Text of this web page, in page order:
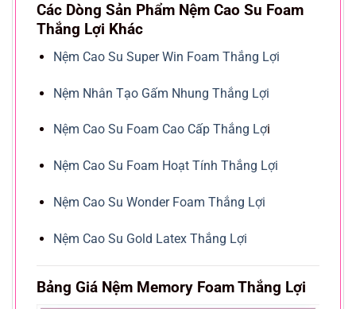
Các Dòng Sản Phẩm Nệm Cao Su Foam
Thắng Lợi Khác
Nệm Cao Su Super Win Foam Thắng Lợi
Nệm Nhân Tạo Gấm Nhung Thắng Lợi
Nệm Cao Su Foam Cao Cấp Thắng Lợi
Nệm Cao Su Foam Hoạt Tính Thắng Lợi
Nệm Cao Su Wonder Foam Thắng Lợi
Nệm Cao Su Gold Latex Thắng Lợi
Bảng Giá Nệm Memory Foam Thắng Lợi